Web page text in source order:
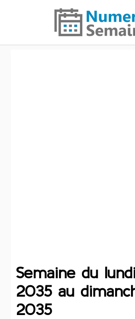
Semaine du
2035 au
2035